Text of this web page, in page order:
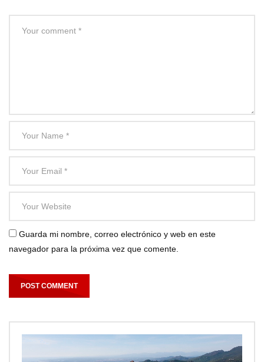
Guarda mi nombre, correo electrónico y web en este
navegador para la próxima vez que comente.